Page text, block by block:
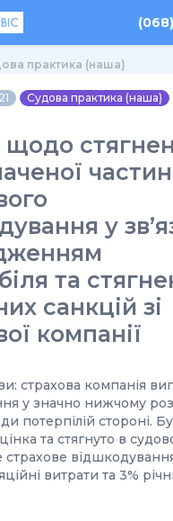
практика (наша)
Судова практика (наша)
щодо
у
та
санкцій зі
компанії
страхова компанія
у значно нижчому
потерпілій стороні.
та стягнуто в
страхове
витрати та 3%